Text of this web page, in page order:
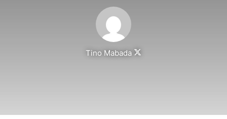
Tino Mabada